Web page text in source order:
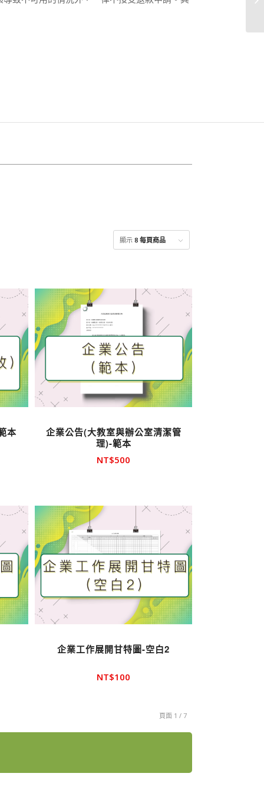
顯示 8 每頁商品
本
企業公告(大教室與辦公室清潔管
理)-範本
NT$500
企業工作展開甘特圖-空白2
NT$100
頁面 1 / 7